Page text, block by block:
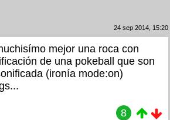
24 sep 2014, 15:20
mejor una roca con
de una pokeball que son
(ironía mode:on)
8